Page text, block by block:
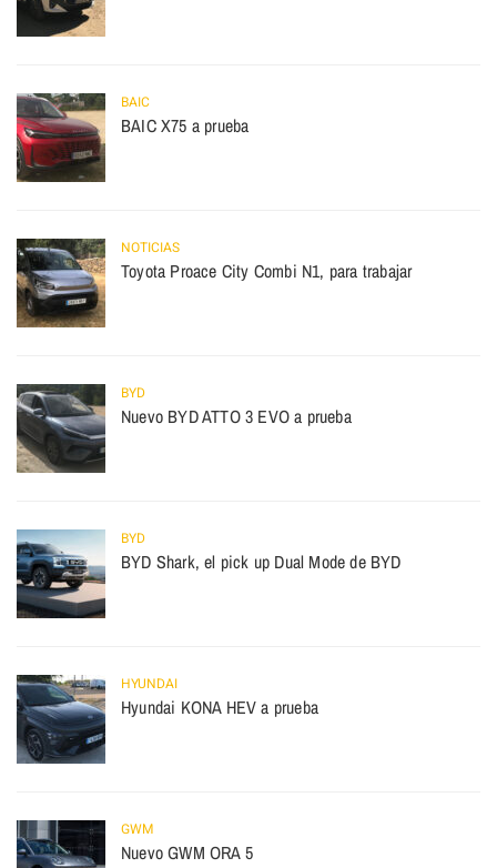
BAIC
BAIC X75 a prueba
NOTICIAS
Toyota Proace City Combi N1, para trabajar
BYD
Nuevo BYD ATTO 3 EVO a prueba
BYD
BYD Shark, el pick up Dual Mode de BYD
HYUNDAI
Hyundai KONA HEV a prueba
GWM
Nuevo GWM ORA 5